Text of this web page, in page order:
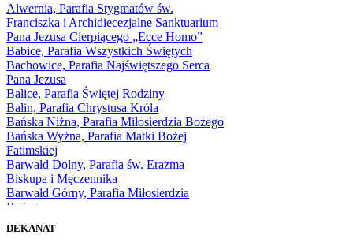
1968
1969
1970
1971
1972
1973
1974
1975
1976
1977
1978
1979
1980
1981
1983
Alwernia, Parafia Stygmatów św.
Franciszka i Archidiecezjalne Sanktuarium
Pana Jezusa Cierpiącego „Ecce Homo”
Babice, Parafia Wszystkich Świętych
Bachowice, Parafia Najświętszego Serca
Pana Jezusa
Balice, Parafia Świętej Rodziny
Balin, Parafia Chrystusa Króla
Bańska Niżna, Parafia Miłosierdzia Bożego
Bańska Wyżna, Parafia Matki Bożej
Fatimskiej
Barwałd Dolny, Parafia św. Erazma
Biskupa i Męczennika
Barwałd Górny, Parafia Miłosierdzia
Bożego
Bęczarka, Parafia Matki Boskiej
DEKANAT